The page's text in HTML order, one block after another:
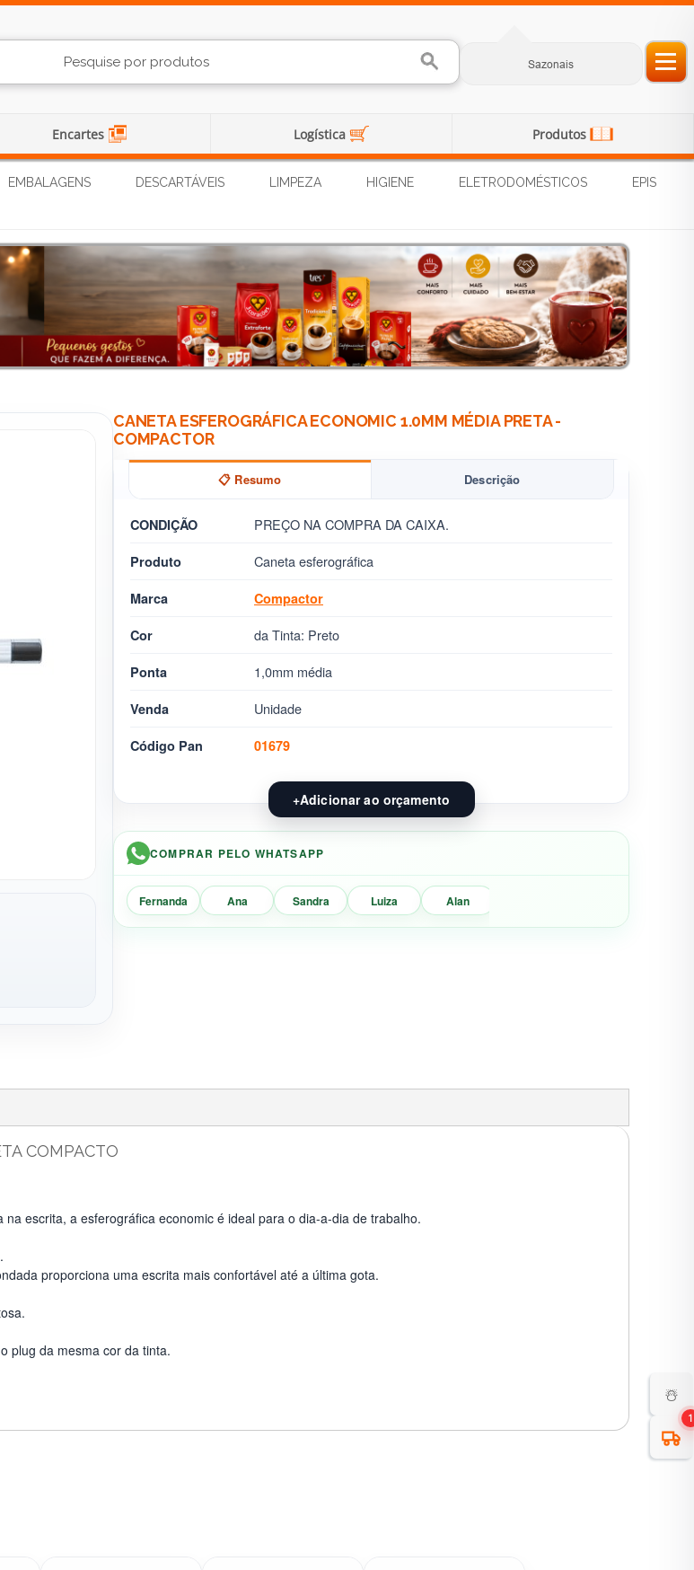
Sazonais
Encartes Logística Produtos
EMBALAGENS DESCARTÁVEIS LIMPEZA HIGIENE ELETRODOMÉSTICOS
EPIS
CANETA ESFEROGRÁFICA ECONOMIC 1.0MM MÉDIA PRETA -
COMPACTOR
📋 Resumo Descrição
CONDIÇÃO PREÇO NA COMPRA DA CAIXA.
Produto Caneta esferográfica
Marca Compactor
Cor da Tinta: Preto
Ponta 1,0mm média
Venda Unidade
Código Pan 01679
+Adicionar ao orçamento
COMPRAR PELO WHATSAPP
Fernanda Ana Sandra Luiza Alan
COMPACTO
escrita, a esferográfica economic é ideal para o dia-a-dia de trabalho.
proporciona uma escrita mais confortável até a última gota.
plug da mesma cor da tinta.
☃️
1